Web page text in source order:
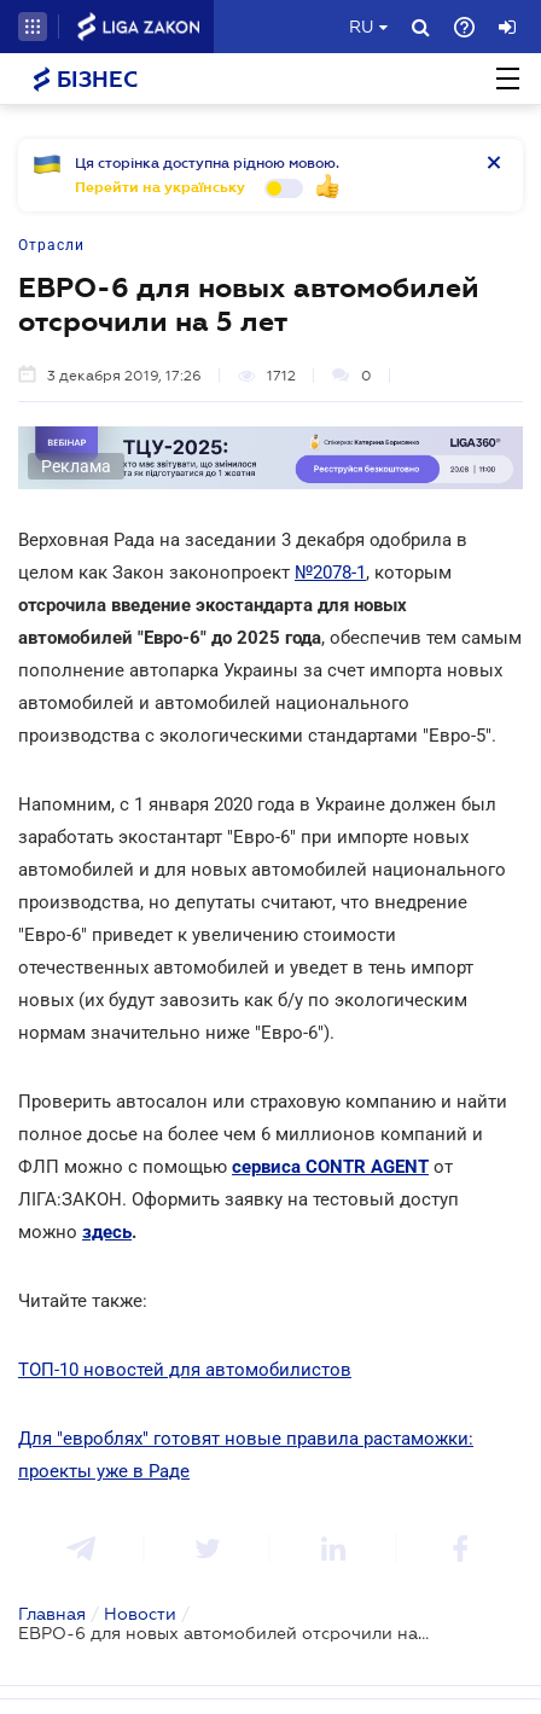
RU
БІЗНЕС
Ця сторінка доступна рідною мовою.
Перейти на українську
Отрасли
ЕВРО-6 для новых автомобилей
отсрочили на 5 лет
3 декабря 2019, 17:26 1712 0
Реклама
Верховная Рада на заседании 3 декабря одобрила в
целом как Закон законопроект №2078-1, которым
отсрочила введение экостандарта для новых
автомобилей "Евро-6" до 2025 года, обеспечив тем самым
пополнение автопарка Украины за счет импорта новых
автомобилей и автомобилей национального
производства с экологическими стандартами "Евро-5".
Напомним, с 1 января 2020 года в Украине должен был
заработать экостантарт "Евро-6" при импорте новых
автомобилей и для новых автомобилей национального
производства, но депутаты считают, что внедрение
"Евро-6" приведет к увеличению стоимости
отечественных автомобилей и уведет в тень импорт
новых (их будут завозить как б/у по экологическим
нормам значительно ниже "Евро-6").
Проверить автосалон или страховую компанию и найти
полное досье на более чем 6 миллионов компаний и
ФЛП можно с помощью сервиса CONTR AGENT от
ЛІГА:ЗАКОН. Оформить заявку на тестовый доступ
можно здесь.
Читайте также:
ТОП-10 новостей для автомобилистов
Для "евроблях" готовят новые правила растаможки:
проекты уже в Раде
Главная / Новости /
ЕВРО-6 для новых автомобилей отсрочили на 5 лет